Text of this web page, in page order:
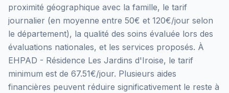
proximité géographique avec la famille, le tarif
journalier (en moyenne entre 50€ et 120€/jour selon
le département), la qualité des soins évaluée lors des
évaluations nationales, et les services proposés. À
EHPAD - Résidence Les Jardins d'Iroise, le tarif
minimum est de 67.51€/jour. Plusieurs aides
financières peuvent réduire significativement le reste à